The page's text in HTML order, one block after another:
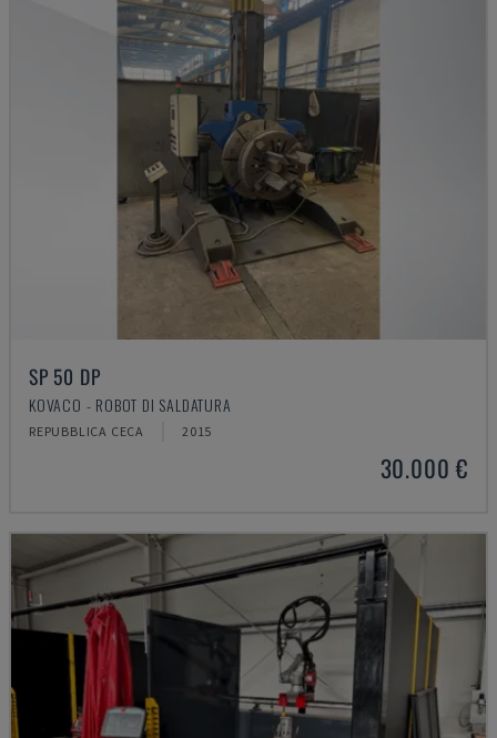
SP 50 DP
KOVACO - ROBOT DI SALDATURA
REPUBBLICA CECA 2015
30.000 €